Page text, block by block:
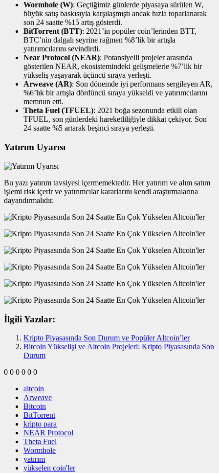
Wormhole (W): Geçtiğimiz günlerde piyasaya sürülen W,
büyük satış baskısıyla karşılaşmıştı ancak hızla toparlanarak
son 24 saatte %15 artış gösterdi.
BitTorrent (BTT): 2021’in popüler coin’lerinden BTT,
BTC’nin dalgalı seyrine rağmen %8’lik bir artışla
yatırımcılarını sevindirdi.
Near Protocol (NEAR): Potansiyelli projeler arasında
gösterilen NEAR, ekosistemindeki gelişmelerle %7’lik bir
yükseliş yaşayarak üçüncü sıraya yerleşti.
Arweave (AR): Son dönemde iyi performans sergileyen AR,
%6’lık bir artışla dördüncü sıraya yükseldi ve yatırımcılarını
memnun etti.
Theta Fuel (TFUEL): 2021 boğa sezonunda etkili olan
TFUEL, son günlerdeki hareketliliğiyle dikkat çekiyor. Son
24 saatte %5 artarak beşinci sıraya yerleşti.
Yatırım Uyarısı
Bu yazı yatırım tavsiyesi içermemektedir. Her yatırım ve alım satım
işlemi risk içerir ve yatırımcılar kararlarını kendi araştırmalarına
dayandırmalıdır.
İlgili Yazılar:
Kripto Piyasasında Son Durum ve Popüler Altcoin’ler
Bitcoin Yükselişi ve Altcoin Projeleri: Kripto Piyasasında Son
Durum
0 0 0 0 0 0
altcoin
Arweave
Bitcoin
BitTorrent
kripto para
NEAR Protocol
Theta Fuel
Wormhole
yatırım
yükselen coin'ler